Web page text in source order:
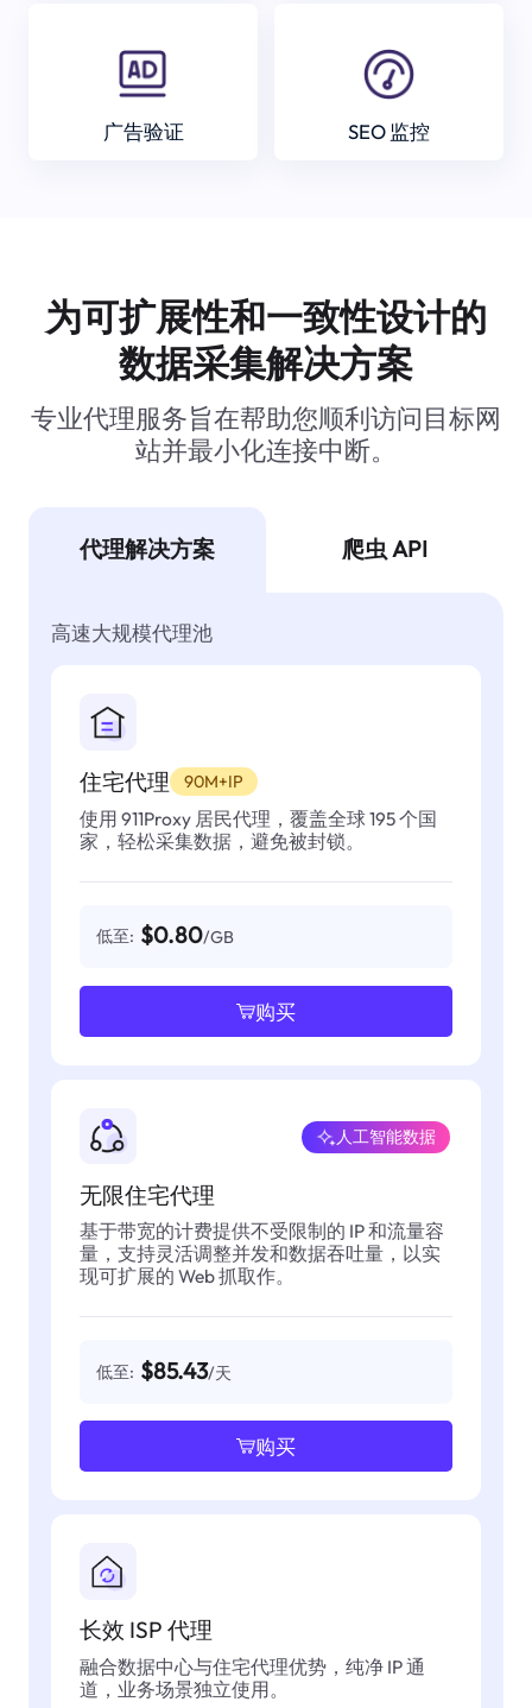
广告验证 SEO 监控
为可扩展性和一致性设计的
数据采集解决方案
专业代理服务旨在帮助您顺利访问目标网
站并最小化连接中断。
代理解决方案 爬虫 API
高速大规模代理池
住宅代理 90M+IP
使用 911Proxy 居民代理，覆盖全球 195 个国
家，轻松采集数据，避免被封锁。
低至: $0.80/GB
购买
无限住宅代理
人工智能数据
基于带宽的计费提供不受限制的 IP 和流量容
量，支持灵活调整并发和数据吞吐量，以实
现可扩展的 Web 抓取作。
低至: $85.43/天
购买
长效 ISP 代理
融合数据中心与住宅代理优势，纯净 IP 通
道，业务场景独立使用。